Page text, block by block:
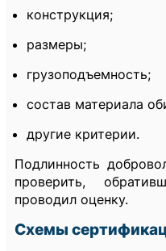
конструкция;
размеры;
грузоподъемность;
состав материала
другие критерии.
Подлинность
проверить,
проводил оценку.
Схемы